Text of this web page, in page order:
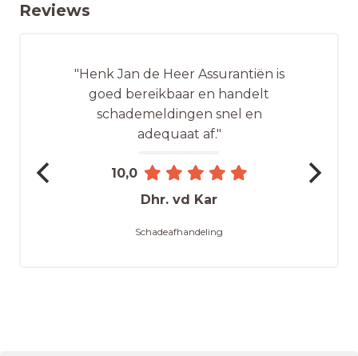
Reviews
"Henk Jan de Heer Assurantiën is
goed bereikbaar en handelt
schademeldingen snel en
adequaat af."
10,0
Dhr. vd Kar
Schadeafhandeling